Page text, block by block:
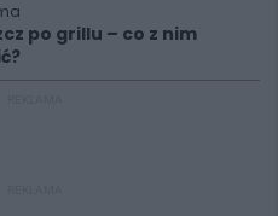
po grillu – co z nim